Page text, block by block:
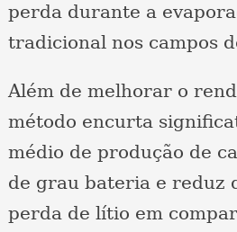
perda durante a
tradicional nos campos
Além de melhorar o
método encurta
médio de produção de
de grau bateria e reduz
perda de lítio em